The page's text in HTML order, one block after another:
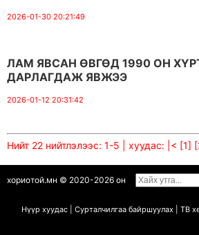
2026-01-30 20:21:49
ЛАМ ЯВСАН ӨВГӨД 1990 ОН
ДАРЛАГДАЖ ЯВЖЭЭ
2026-01-12 20:31:42
Нийт 22 нийтлэлээс: 1-5 | хуудас: |< [1]
хориотой.мн © 2020-2026 он
Нүүр хуудас Сурталчилгаа байршуулах ТВ х